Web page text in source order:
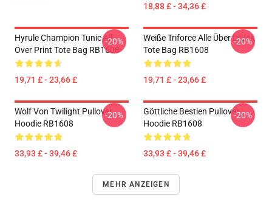
18,88 £ - 34,36 £
Hyrule Champion Tunic All
Over Print Tote Bag RB1608
19,71 £ - 23,66 £
-20%
Weiße Triforce Alle Über Druck
Tote Bag RB1608
19,71 £ - 23,66 £
-20%
Wolf Von Twilight Pullover
Hoodie RB1608
33,93 £ - 39,46 £
-20%
Göttliche Bestien Pullover
Hoodie RB1608
33,93 £ - 39,46 £
-20%
MEHR ANZEIGEN